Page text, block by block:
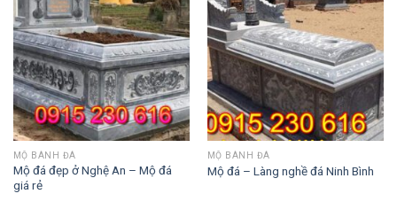
MỘ BÀNH ĐÁ
Mộ đá đẹp ở Nghệ An – Mộ đá
giá rẻ
MỘ BÀNH ĐÁ
Mộ đá – Làng nghề đá Ninh Bình